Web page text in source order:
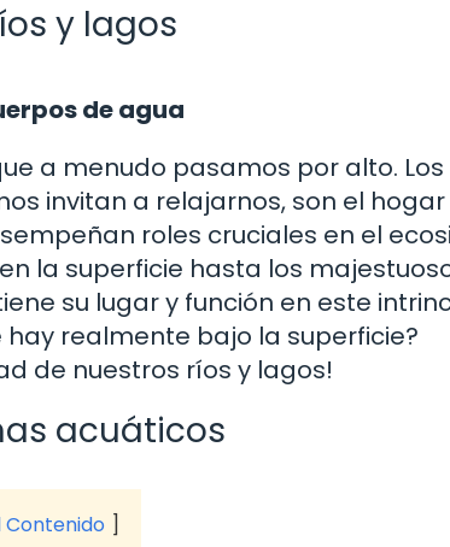
y lagos
de agua
a menudo pasamos por alto. Los
invitan a relajarnos, son el
roles cruciales en el
la superficie hasta los
su lugar y función en este
realmente bajo la superficie?
de nuestros ríos y lagos!
acuáticos